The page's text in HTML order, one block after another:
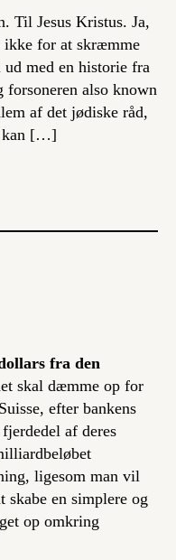
Til Jesus Kristus. Ja,
ikke for at skræmme
med en historie fra
forsoneren also known
af det jødiske råd,
kan […]
fra den
skal dæmme op for
efter bankens
af deres
ligesom man vil
skabe en simplere og
op omkring